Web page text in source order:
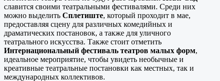
славится своими театральными фестивалями. Среди них
можно выделить Сплетиште, который проходит в мае,
предоставляя сцену для различных комедийных и
драматических постановок, а также для уличного
театрального искусства. Также стоит отметить
Интернациональный фестиваль театров малых форм,
идеальное мероприятие, чтобы увидеть необычные и
креативные театральные постановки как местных, так и
международных коллективов.